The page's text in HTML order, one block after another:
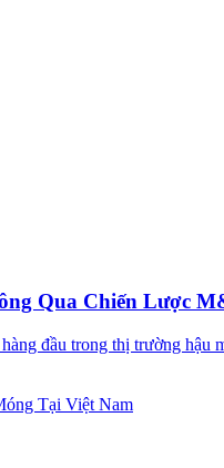
Qua Chiến Lược
đầu trong thị trường